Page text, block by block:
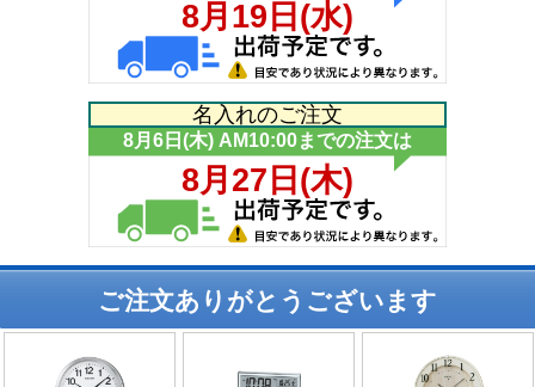
名入れのご注文
ご注文ありがとうございます